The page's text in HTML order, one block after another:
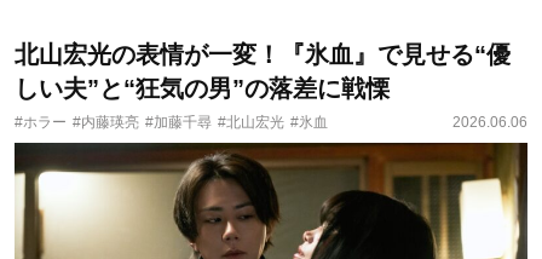
北山宏光の表情が一変！『氷血』で見せる“優
しい夫”と“狂気の男”の落差に戦慄
#ホラー #内藤瑛亮 #加藤千尋 #北山宏光 #氷血 2026.06.06